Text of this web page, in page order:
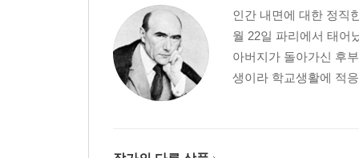
인간 내면에 대한 정직
월 22일 파리에서 태어
아버지가 돌아가신 후
생이라 학교생활에 적